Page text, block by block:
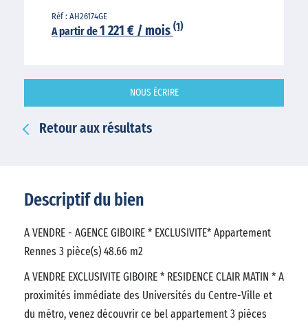
Réf : AH26174GE
A partir de1 221 € / mois (1)
NOUS ÉCRIRE
Retour aux résultats
Descriptif du bien
A VENDRE - AGENCE GIBOIRE * EXCLUSIVITE* Appartement
Rennes 3 pièce(s) 48.66 m2
A VENDRE EXCLUSIVITE GIBOIRE * RESIDENCE CLAIR MATIN * A
proximités immédiate des Universités du Centre-Ville et
du métro, venez découvrir ce bel appartement 3 pièces